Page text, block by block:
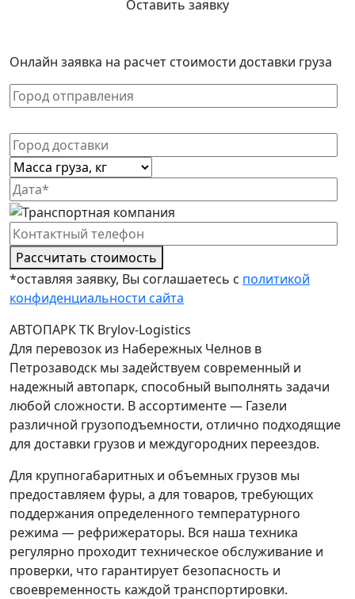
Оставить заявку
Онлайн заявка на расчет стоимости доставки груза
Рассчитать стоимость
*оставляя заявку, Вы соглашаетесь с политикой
конфиденциальности сайта
АВТОПАРК ТК Brylov-Logistics
Для перевозок из Набережных Челнов в
Петрозаводск мы задействуем современный и
надежный автопарк, способный выполнять задачи
любой сложности. В ассортименте — Газели
различной грузоподъемности, отлично подходящие
для доставки грузов и междугородних переездов.
Для крупногабаритных и объемных грузов мы
предоставляем фуры, а для товаров, требующих
поддержания определенного температурного
режима — рефрижераторы. Вся наша техника
регулярно проходит техническое обслуживание и
проверки, что гарантирует безопасность и
своевременность каждой транспортировки.